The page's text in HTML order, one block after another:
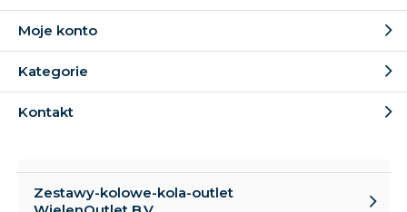
Moje konto
Kategorie
Kontakt
Zestawy-kolowe-kola-outlet